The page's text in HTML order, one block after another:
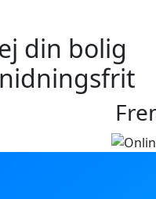
din bolig